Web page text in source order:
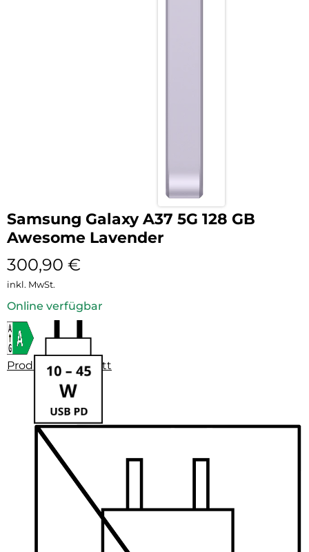
Samsung Galaxy A37 5G 128 GB
Awesome Lavender
300,90 €
inkl. MwSt.
Online verfügbar
Produktdatenblatt